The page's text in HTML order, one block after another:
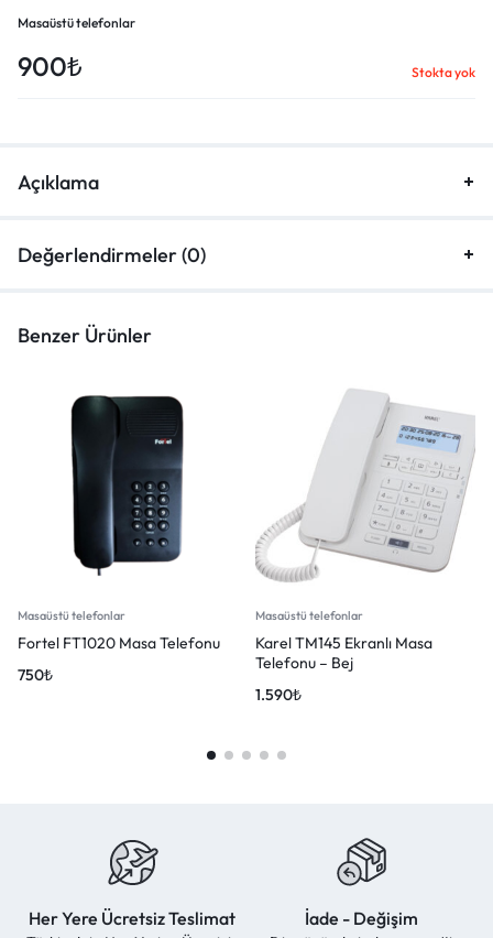
Masaüstü telefonlar
900₺ Stokta yok
Açıklama
Değerlendirmeler (0)
Benzer Ürünler
Masaüstü telefonlar
Fortel FT1020 Masa Telefonu
750₺
Masaüstü telefonlar
Karel TM145 Ekranlı Masa
Telefonu – Bej
1.590₺
Her Yere Ücretsiz Teslimat İade - Değişim